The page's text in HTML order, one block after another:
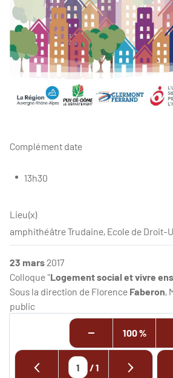
Complément date
13h30
Lieu(x)
amphithéâtre Trudaine, Ecole de Droit-
23 mars2017
Colloque "Logement social et vivre
Sous la direction de Florence Faberon,
public
100 %
/1